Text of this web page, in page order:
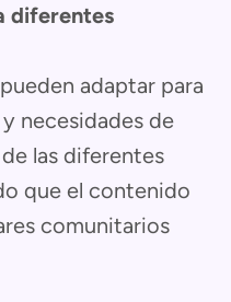
diferentes
adaptar para
necesidades de
las diferentes
que el contenido
comunitarios